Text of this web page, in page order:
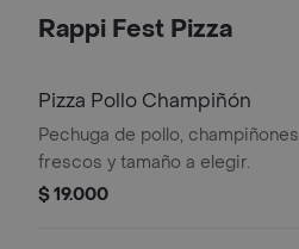
Rappi Fest Pizza
Pizza Pollo Champiñón
Pechuga de pollo, champiñones
frescos y tamaño a elegir.
$ 19.000